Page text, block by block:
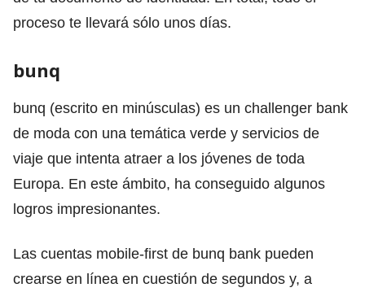
proceso te llevará sólo unos días.
bunq
bunq (escrito en minúsculas) es un challenger bank
de moda con una temática verde y servicios de
viaje que intenta atraer a los jóvenes de toda
Europa. En este ámbito, ha conseguido algunos
logros impresionantes.
Las cuentas mobile-first de bunq bank pueden
crearse en línea en cuestión de segundos y, a